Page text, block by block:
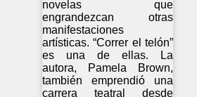
novelas que
engrandezcan otras
manifestaciones
artísticas. “Correr el telón”
es una de ellas. La
autora, Pamela Brown,
también emprendió una
carrera teatral desde